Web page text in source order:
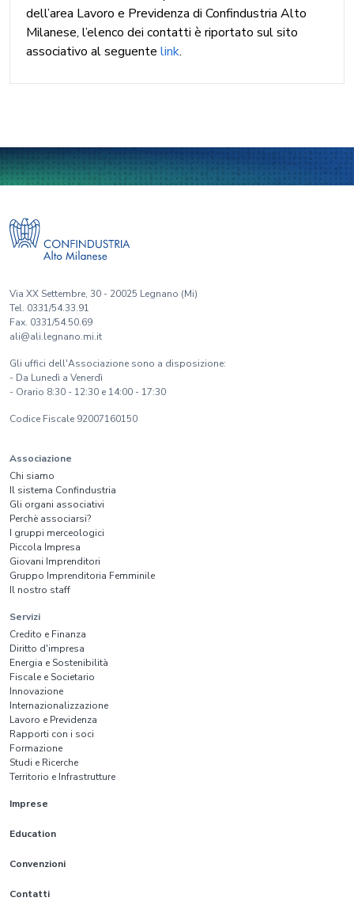
dell’area Lavoro e Previdenza di Confindustria Alto
Milanese, l’elenco dei contatti è riportato sul sito
associativo al seguente link.
Via XX Settembre, 30 - 20025 Legnano (Mi)
Tel. 0331/54.33.91
Fax. 0331/54.50.69
ali@ali.legnano.mi.it
Gli uffici dell'Associazione sono a disposizione:
- Da Lunedì a Venerdì
- Orario 8:30 - 12:30 e 14:00 - 17:30
Codice Fiscale 92007160150
Associazione
Chi siamo
Il sistema Confindustria
Gli organi associativi
Perchè associarsi?
I gruppi merceologici
Piccola Impresa
Giovani Imprenditori
Gruppo Imprenditoria Femminile
Il nostro staff
Servizi
Credito e Finanza
Diritto d'impresa
Energia e Sostenibilità
Fiscale e Societario
Innovazione
Internazionalizzazione
Lavoro e Previdenza
Rapporti con i soci
Formazione
Studi e Ricerche
Territorio e Infrastrutture
Imprese
Education
Convenzioni
Contatti